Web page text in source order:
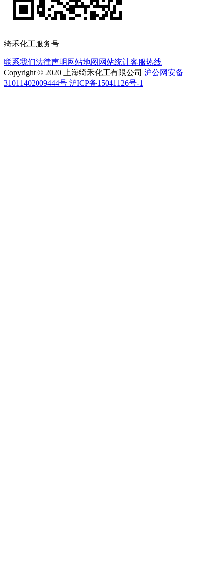
绮禾化工服务号
联系我们法律声明 网站地图 网站统计客服热线
Copyright © 2020 上海绮禾化工有限公司 沪公网安备
31011402009444号 沪ICP备15041126号-1